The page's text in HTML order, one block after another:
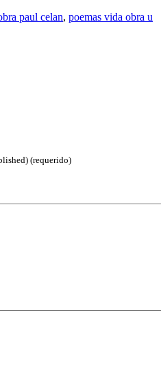
paul celan, poemas vida obra u
(requerido)